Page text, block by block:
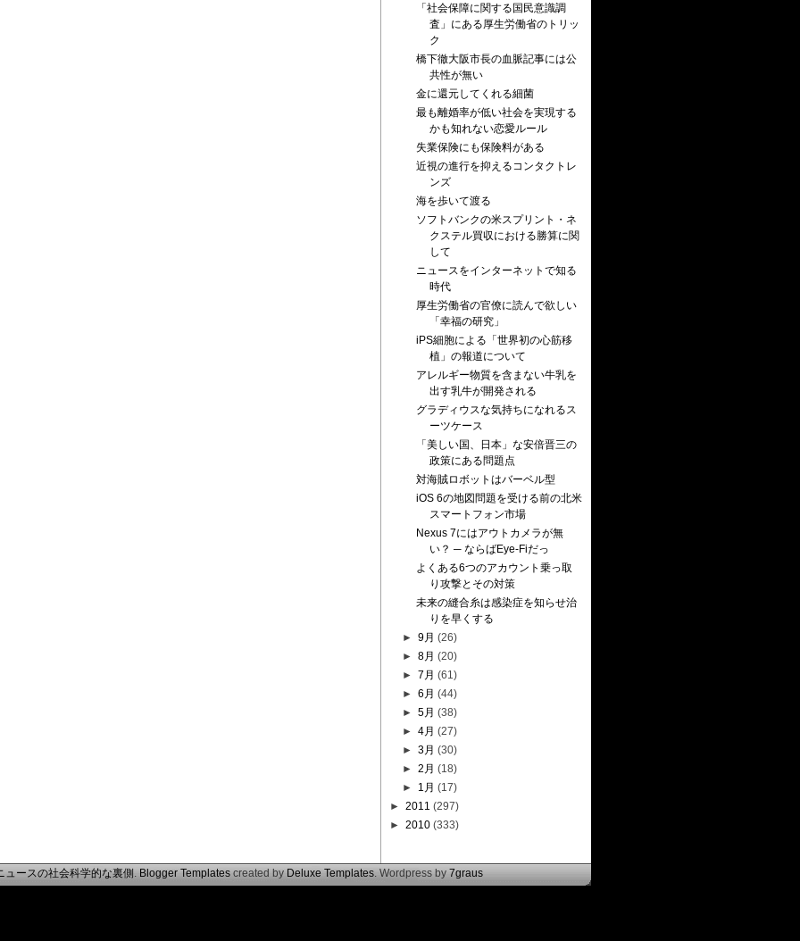
「社会保障に関する国民意識調
査」にある厚生労働省のトリッ
ク
橋下徹大阪市長の血脈記事には公
共性が無い
金に還元してくれる細菌
最も離婚率が低い社会を実現する
かも知れない恋愛ルール
失業保険にも保険料がある
近視の進行を抑えるコンタクトレ
ンズ
海を歩いて渡る
ソフトバンクの米スプリント・ネ
クステル買収における勝算に関
して
ニュースをインターネットで知る
時代
厚生労働省の官僚に読んで欲しい
「幸福の研究」
iPS細胞による「世界初の心筋移
植」の報道について
アレルギー物質を含まない牛乳を
出す乳牛が開発される
グラディウスな気持ちになれるス
ーツケース
「美しい国、日本」な安倍晋三の
政策にある問題点
対海賊ロボットはバーベル型
iOS 6の地図問題を受ける前の北米
スマートフォン市場
Nexus 7にはアウトカメラが無
い？ ─ ならばEye-Fiだっ
よくある6つのアカウント乗っ取
り攻撃とその対策
未来の縫合糸は感染症を知らせ治
りを早くする
►9月 (26)
►8月 (20)
►7月 (61)
►6月 (44)
►5月 (38)
►4月 (27)
►3月 (30)
►2月 (18)
► 1月 (17)
► 2011 (297)
► 2010 (333)
ュースの社会科学的な裏側.Blogger Templatescreated byDeluxe Templates. Wordpress by 7graus